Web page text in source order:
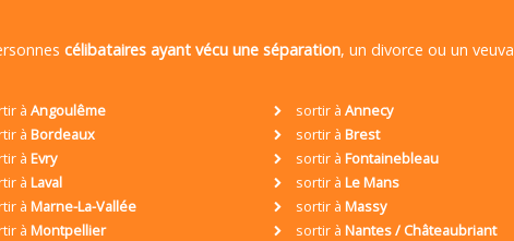
célibataires ayant vécu une séparation, un divorce ou un
à Angoulême sortir à Annecy
à Bordeaux sortir à Brest
à Evry sortir à Fontainebleau
à Laval sortir à Le Mans
à Marne-La-Vallée sortir à Massy
à Montpellier sortir à Nantes / Châteaubriant